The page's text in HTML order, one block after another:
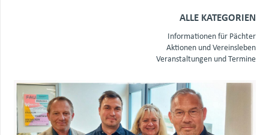
ALLE KATEGORIEN
Informationen für Pächter
Aktionen und Vereinsleben
Veranstaltungen und Termine